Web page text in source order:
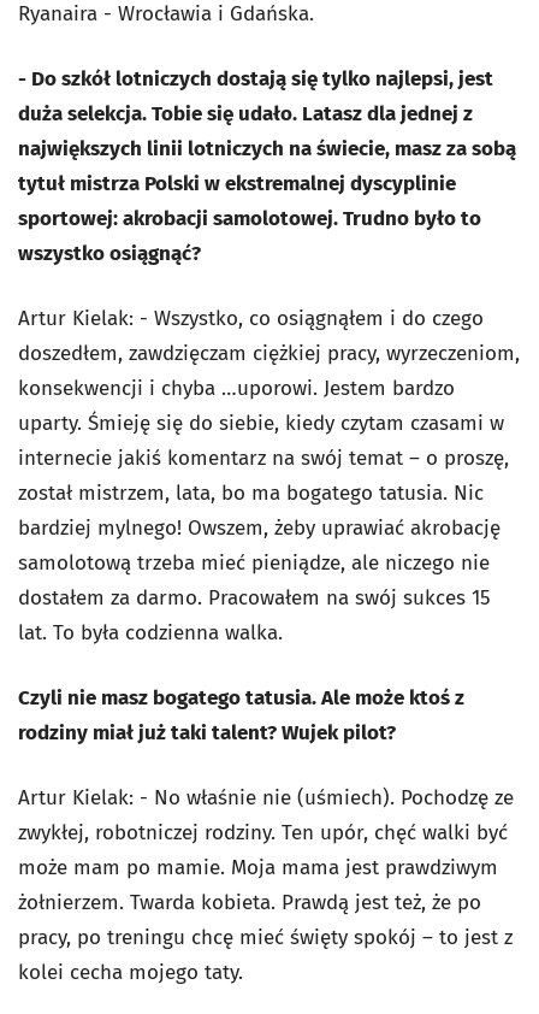
Ryanaira - Wrocławia i Gdańska.
- Do szkół lotniczych dostają się tylko najlepsi, jest
duża selekcja. Tobie się udało. Latasz dla jednej z
największych linii lotniczych na świecie, masz za sobą
tytuł mistrza Polski w ekstremalnej dyscyplinie
sportowej: akrobacji samolotowej. Trudno było to
wszystko osiągnąć?
Artur Kielak: - Wszystko, co osiągnąłem i do czego
doszedłem, zawdzięczam ciężkiej pracy, wyrzeczeniom,
konsekwencji i chyba …uporowi. Jestem bardzo
uparty. Śmieję się do siebie, kiedy czytam czasami w
internecie jakiś komentarz na swój temat – o proszę,
został mistrzem, lata, bo ma bogatego tatusia. Nic
bardziej mylnego! Owszem, żeby uprawiać akrobację
samolotową trzeba mieć pieniądze, ale niczego nie
dostałem za darmo. Pracowałem na swój sukces 15
lat. To była codzienna walka.
Czyli nie masz bogatego tatusia. Ale może ktoś z
rodziny miał już taki talent? Wujek pilot?
Artur Kielak: - No właśnie nie (uśmiech). Pochodzę ze
zwykłej, robotniczej rodziny. Ten upór, chęć walki być
może mam po mamie. Moja mama jest prawdziwym
żołnierzem. Twarda kobieta. Prawdą jest też, że po
pracy, po treningu chcę mieć święty spokój – to jest z
kolei cecha mojego taty.